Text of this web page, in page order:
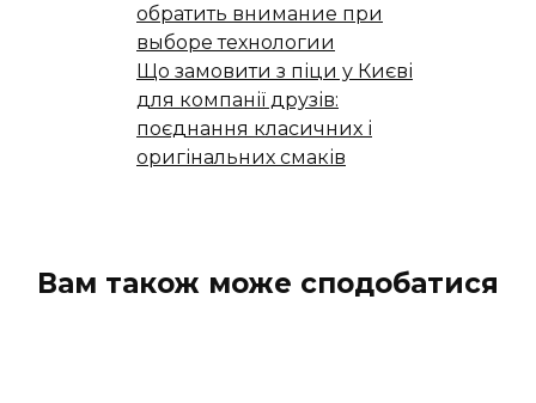
обратить внимание при
выборе технологии
Що замовити з піци у Києві
для компанії друзів:
поєднання класичних і
оригінальних смаків
Вам також може сподобатися